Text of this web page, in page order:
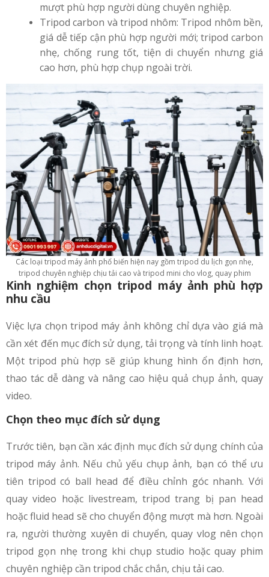
mượt phù hợp người dùng chuyên nghiệp.
Tripod carbon và tripod nhôm: Tripod nhôm bền,
giá dễ tiếp cận phù hợp người mới; tripod carbon
nhẹ, chống rung tốt, tiện di chuyển nhưng giá
cao hơn, phù hợp chụp ngoài trời.
Các loại tripod máy ảnh phổ biến hiện nay gồm tripod du lịch gọn nhẹ,
tripod chuyên nghiệp chịu tải cao và tripod mini cho vlog, quay phim
Kinh nghiệm chọn tripod máy ảnh phù hợp
nhu cầu
Việc lựa chọn tripod máy ảnh không chỉ dựa vào giá mà
cần xét đến mục đích sử dụng, tải trọng và tính linh hoạt.
Một tripod phù hợp sẽ giúp khung hình ổn định hơn,
thao tác dễ dàng và nâng cao hiệu quả chụp ảnh, quay
video.
Chọn theo mục đích sử dụng
Trước tiên, bạn cần xác định mục đích sử dụng chính của
tripod máy ảnh. Nếu chủ yếu chụp ảnh, bạn có thể ưu
tiên tripod có ball head để điều chỉnh góc nhanh. Với
quay video hoặc livestream, tripod trang bị pan head
hoặc fluid head sẽ cho chuyển động mượt mà hơn. Ngoài
ra, người thường xuyên di chuyển, quay vlog nên chọn
tripod gọn nhẹ trong khi chụp studio hoặc quay phim
chuyên nghiệp cần tripod chắc chắn, chịu tải cao.